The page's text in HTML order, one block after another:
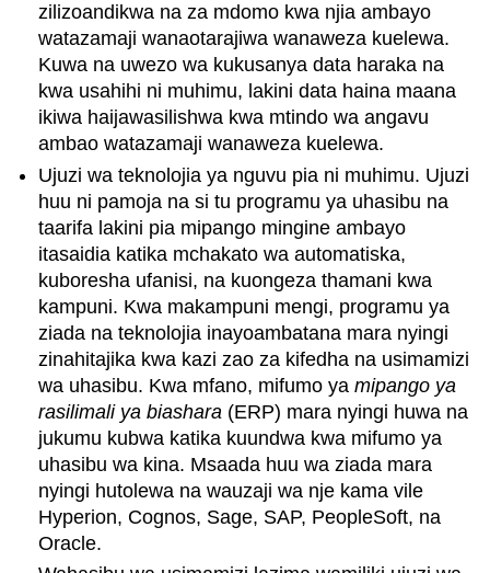
zilizoandikwa na za mdomo kwa njia ambayo
watazamaji wanaotarajiwa wanaweza kuelewa.
Kuwa na uwezo wa kukusanya data haraka na
kwa usahihi ni muhimu, lakini data haina maana
ikiwa haijawasilishwa kwa mtindo wa angavu
ambao watazamaji wanaweza kuelewa.
Ujuzi wa teknolojia ya nguvu pia ni muhimu. Ujuzi
huu ni pamoja na si tu programu ya uhasibu na
taarifa lakini pia mipango mingine ambayo
itasaidia katika mchakato wa automatiska,
kuboresha ufanisi, na kuongeza thamani kwa
kampuni. Kwa makampuni mengi, programu ya
ziada na teknolojia inayoambatana mara nyingi
zinahitajika kwa kazi zao za kifedha na usimamizi
wa uhasibu. Kwa mfano, mifumo yamipango ya
rasilimali ya biashara (ERP) mara nyingi huwa na
jukumu kubwa katika kuundwa kwa mifumo ya
uhasibu wa kina. Msaada huu wa ziada mara
nyingi hutolewa na wauzaji wa nje kama vile
Hyperion, Cognos, Sage, SAP, PeopleSoft, na
Oracle.